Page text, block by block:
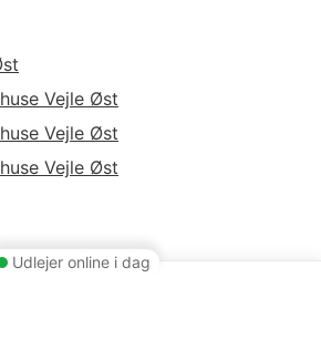
Udlejer online i dag
Vejle Øst
Vejle Øst
Vejle Øst